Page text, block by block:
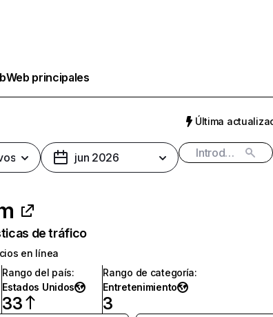
Web principales
Última
jun 2026
de tráfico
en línea
Rango del país:
Estados Unidos
33
Rango de categoría:
Entretenimiento
3